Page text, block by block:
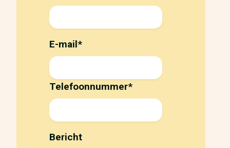
E-mail*
Telefoonnummer*
Bericht